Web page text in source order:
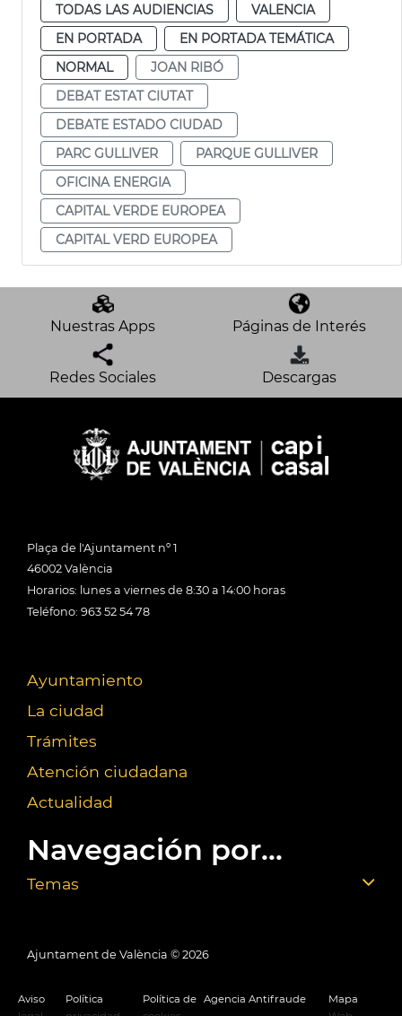
TODAS LAS AUDIENCIAS
VALENCIA
EN PORTADA
EN PORTADA TEMÁTICA
NORMAL
JOAN RIBÓ
DEBAT ESTAT CIUTAT
DEBATE ESTADO CIUDAD
PARC GULLIVER
PARQUE GULLIVER
OFICINA ENERGIA
CAPITAL VERDE EUROPEA
CAPITAL VERD EUROPEA
Nuestras Apps Páginas de Interés
Redes Sociales Descargas
Plaça de l'Ajuntament nº 1
46002 València
Horarios: lunes a viernes de 8:30 a 14:00 horas
Teléfono: 963 52 54 78
Ayuntamiento
La ciudad
Trámites
Atención ciudadana
Actualidad
Navegación por...
Temas
Ajuntament de València © 2026
Aviso
Política
Política de Agencia Antifraude
Mapa